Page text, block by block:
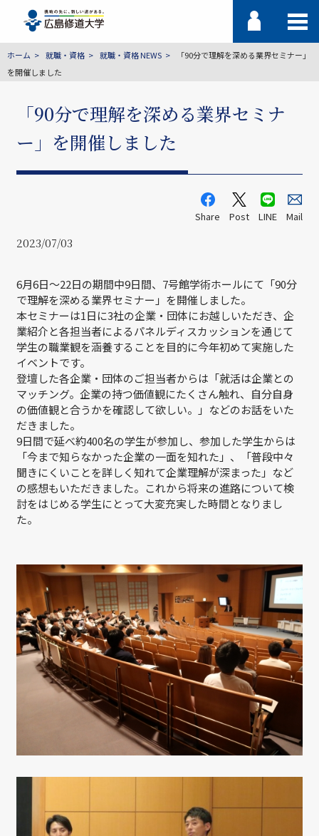
ホーム 就職・資格 就職・資格 NEWS
「90分で理解を深める業界セミナー」
を開催しました
「90分で理解を深める業界セミナ
ー」を開催しました
Share Post LINE Mail
2023/07/03
6月6日～22日の期間中9日間、7号館学術ホールにて「90分
で理解を深める業界セミナー」を開催しました。
本セミナーは1日に3社の企業・団体にお越しいただき、企
業紹介と各担当者によるパネルディスカッションを通じて
学生の職業観を涵養することを目的に今年初めて実施した
イベントです。
登壇した各企業・団体のご担当者からは「就活は企業との
マッチング。企業の持つ価値観にたくさん触れ、自分自身
の価値観と合うかを確認して欲しい。」などのお話をいた
だきました。
9日間で延べ約400名の学生が参加し、参加した学生からは
「今まで知らなかった企業の一面を知れた」、「普段中々
聞きにくいことを詳しく知れて企業理解が深まった」など
の感想もいただきました。これから将来の進路について検
討をはじめる学生にとって大変充実した時間となりまし
た。